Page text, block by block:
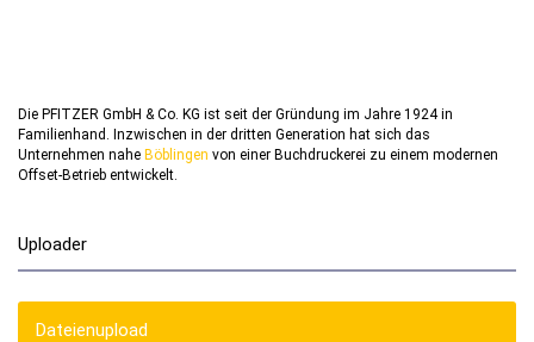
Die PFITZER GmbH & Co. KG ist seit der Gründung im Jahre 1924 in
Familienhand. Inzwischen in der dritten Generation hat sich das
Unternehmen nahe Böblingen von einer Buchdruckerei zu einem modernen
Offset-Betrieb entwickelt.
Uploader
Dateienupload